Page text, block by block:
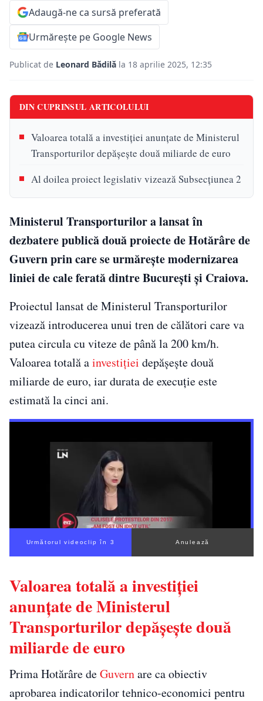
Adaugă-ne ca sursă preferată
Urmărește pe Google News
Publicat de Leonard Bădilă la 18 aprilie 2025, 12:35
DIN CUPRINSUL ARTICOLULUI
Valoarea totală a investiției anunțate de Ministerul
Transporturilor depășește două miliarde de euro
Al doilea proiect legislativ vizează Subsecțiunea 2
Ministerul Transporturilor a lansat în
dezbatere publică două proiecte de Hotărâre de
Guvern prin care se urmărește modernizarea
liniei de cale ferată dintre București și Craiova.
Proiectul lansat de Ministerul Transporturilor
vizează introducerea unui tren de călători care va
putea circula cu viteze de până la 200 km/h.
Valoarea totală ainvestiției depășește două
miliarde de euro, iar durata de execuție este
estimată la cinci ani.
Următorul videoclip în 2 Anulează
Valoarea totală a investiției
anunțate de Ministerul
Transporturilor depășește două
miliarde de euro
Prima Hotărâre deGuvernare ca obiectiv
aprobarea indicatorilor tehnico-economici pentru